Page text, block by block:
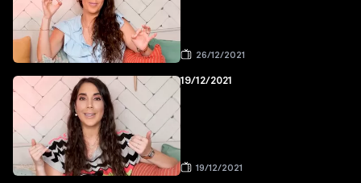
26/12/2021
19/12/2021
19/12/2021